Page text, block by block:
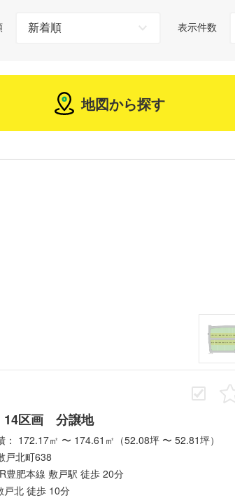
表示件数
地図から探す
区画 分譲地
： 172.17㎡ 〜 174.61㎡（52.08坪 〜 52.81坪）
戸北町638
豊肥本線 敷戸駅 徒歩 20分
戸北 徒歩 10分